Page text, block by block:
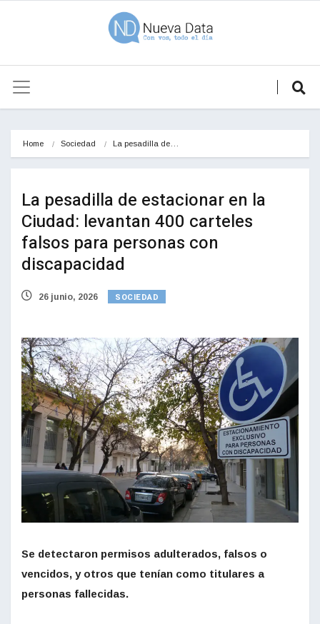
Home Sociedad La pesadilla de…
La pesadilla de estacionar en la
Ciudad: levantan 400 carteles
falsos para personas con
discapacidad
26 junio, 2026 SOCIEDAD
Se detectaron permisos adulterados, falsos o
vencidos, y otros que tenían como titulares a
personas fallecidas.